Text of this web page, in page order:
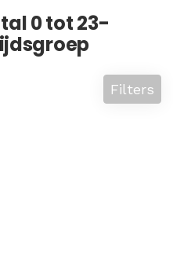
0 tot 23-
Filters